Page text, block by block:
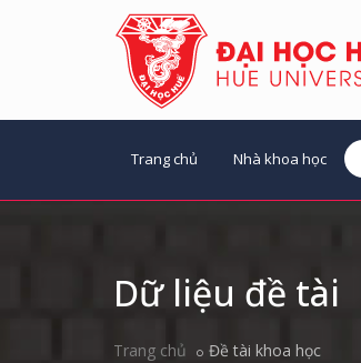
Trang chủ Nhà khoa học
Dữ liệu đề tài
Trang chủ Đề tài khoa học